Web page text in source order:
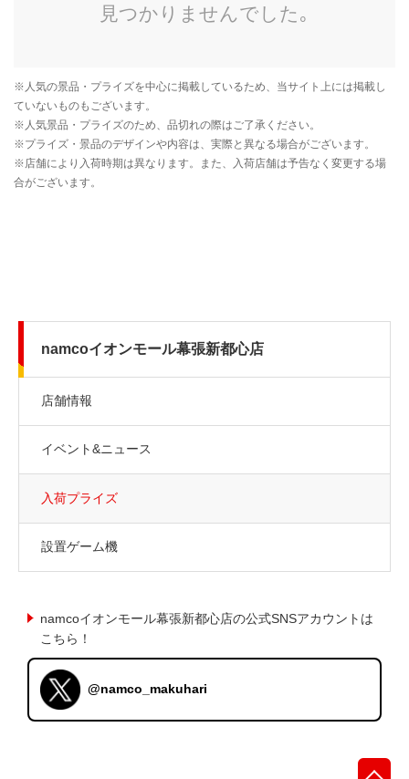
namcoイオンモール幕張新都心店
店舗情報
イベント&ニュース
入荷プライズ
設置ゲーム機
namcoイオンモール幕張新都心店の公式SNSアカウントは
こちら！
@namco_makuhari